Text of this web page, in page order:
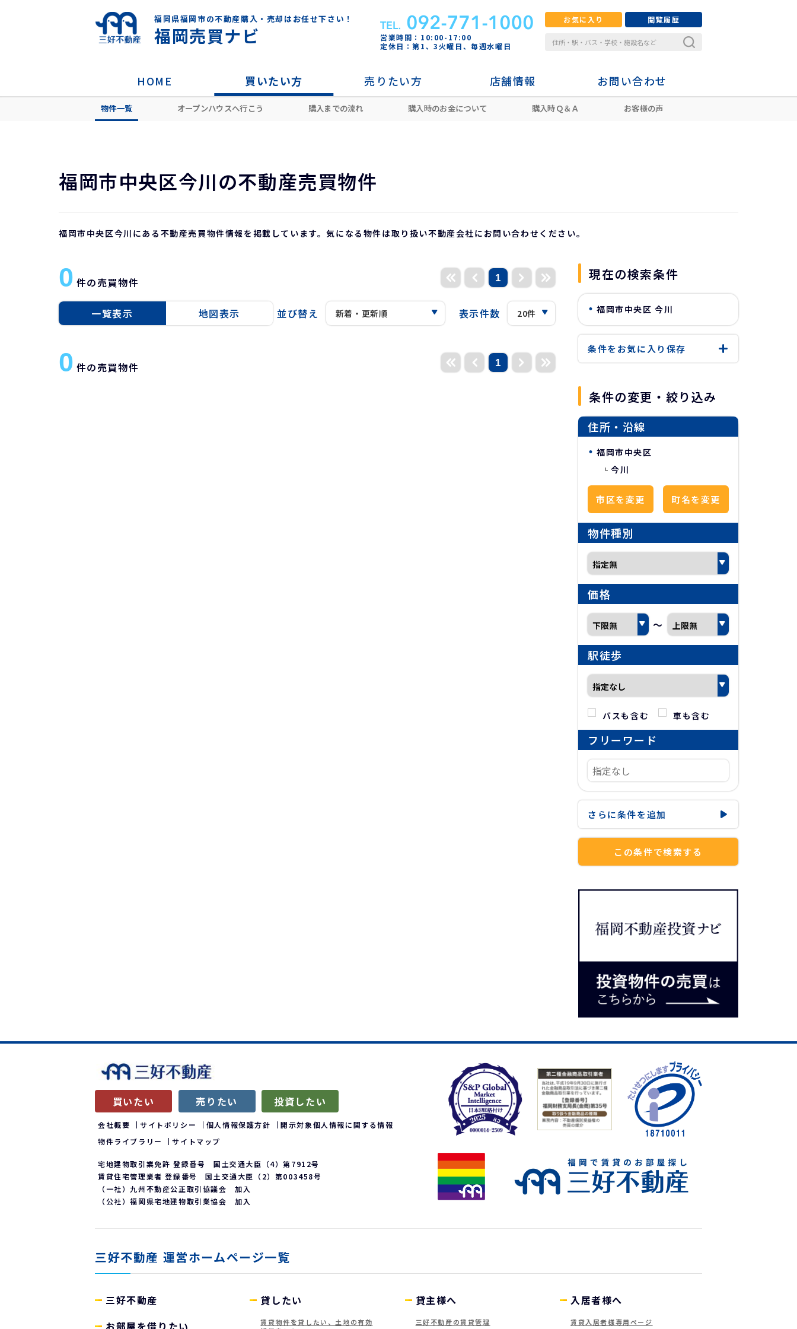
福岡県福岡市の不動産購入・売却はお任せ下さい！
福岡売買ナビ
営業時間：10:00-17:00
定休日：第1、3火曜日、毎週水曜日
お気に入り 閲覧履歴
HOME 買いたい方 売りたい方 店舗情報 お問い合わせ
HOME 住所から探す 福岡市中央区
物件一覧 オープンハウスへ行こう 購入までの流れ 購入時のお金について 購入時Ｑ＆Ａ お客様の声
福岡市中央区今川の不動産売買物件
福岡市中央区今川にある不動産売買物件情報を掲載しています。気になる物件は取り扱い不動産会社にお問い合わせください。
0 件の売買物件
一覧表示 地図表示
1
並び替え 表示件数
0 件の売買物件 1
現在の検索条件
福岡市中央区 今川
条件をお気に入り 保存
条件の変更・絞り込み
住所・沿線
福岡市中央区
今川
市区を変更 町名を変更
物件種別
価格
～
駅徒歩
バスも含む 車も含む
フリーワード
さらに条件を追加
この条件で検索する
買いたい 売りたい 投資したい
会社概要 サイトポリシー 個人情報保護方針
開示対象個人情報に関する情報
物件ライブラリー
サイトマップ
宅地建物取引業免許 登録番号 国土交通大臣（4）第7912号
賃貸住宅管理業者 登録番号 国土交通大臣（2）第003458号
（一社）九州不動産公正取引協議会 加入
（公社）福岡県宅地建物取引業協会 加入
三好不動産 運営ホームページ一覧
三好不動産
お部屋を借りたい
貸したい
賃貸物件を貸したい、土地の有効
貸主様へ
三好不動産の賃貸管理
入居者様へ
賃貸入居者様専用ページ